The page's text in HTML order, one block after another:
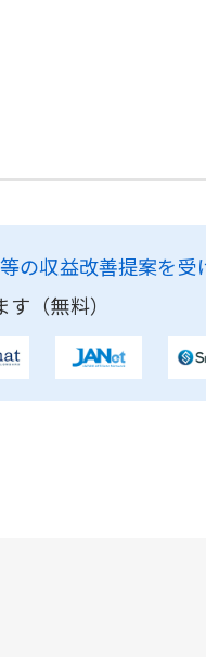
の収益改善提案を受
（無料）